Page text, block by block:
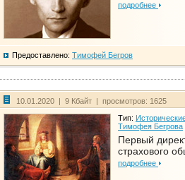
подробнее
Предоставлено: Тимофей Бегров
10.01.2020 | 9 Кбайт | просмотров: 1625
Тип:
Тимофея Бегрова
Первый
страхового
подробнее